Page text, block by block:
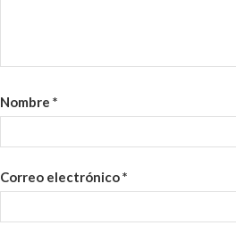
Nombre *
Correo electrónico*